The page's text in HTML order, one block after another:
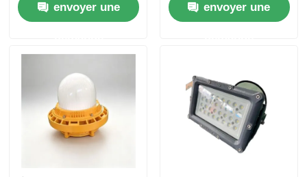
durableenvoyer une
protection IP66 et
entrée haute tension
envoyer une